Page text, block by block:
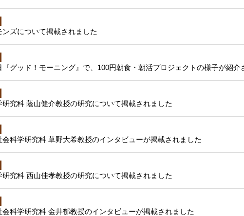
ンズについて掲載されました
『グッド！モーニング』で、100円朝食・朝活プロジェクトの様子が紹介
研究科 蔭山健介教授の研究について掲載されました
会科学研究科 草野大希教授のインタビューが掲載されました
研究科 西山佳孝教授の研究について掲載されました
会科学研究科 金井郁教授のインタビューが掲載されました